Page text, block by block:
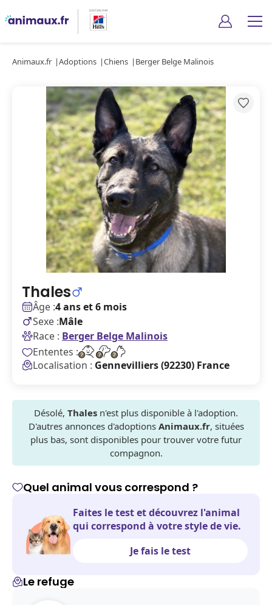
Animaux.fr Adoptions Chiens Berger Belge Malinois
Thales
Âge :4 ans et 6 mois
Sexe :Mâle
Race : Berger Belge Malinois
Ententes :
Localisation : Gennevilliers (92230) France
Désolé, Thales n'est plus disponible à l'adoption.
D'autres annonces d'adoptions Animaux.fr, situées
plus bas, sont disponibles pour trouver votre futur
compagnon.
Quel animal vous correspond ?
Faites le test et découvrez l'animal
qui correspond à votre style de vie.
Je fais le test
Le refuge